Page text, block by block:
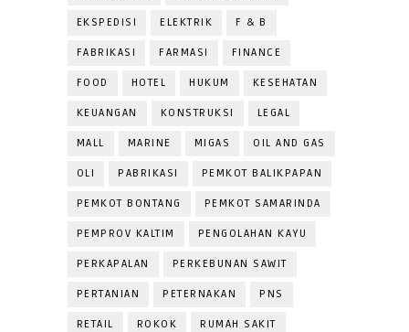
EKSPEDISI ELEKTRIK F & B
FABRIKASI FARMASI FINANCE
FOOD HOTEL HUKUM KESEHATAN
KEUANGAN KONSTRUKSI LEGAL
MALL MARINE MIGAS OIL AND GAS
OLI PABRIKASI PEMKOT BALIKPAPAN
PEMKOT BONTANG PEMKOT SAMARINDA
PEMPROV KALTIM PENGOLAHAN KAYU
PERKAPALAN PERKEBUNAN SAWIT
PERTANIAN PETERNAKAN PNS
RETAIL ROKOK RUMAH SAKIT